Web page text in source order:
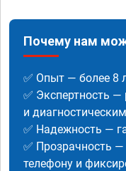
Почему нам
✅ Опыт — более 8
✅ Экспертность
и
✅ Надежность —
✅ Прозрачность
телефону и